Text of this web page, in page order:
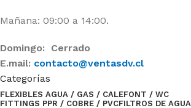
Mañana: 09:00 a 14:00.
Domingo: Cerrado
E.mail: contacto@ventasdv.cl
Categorías
FLEXIBLES AGUA / GAS / CALEFONT / WC
FITTINGS PPR / COBRE / PVCFILTROS DE AGUA